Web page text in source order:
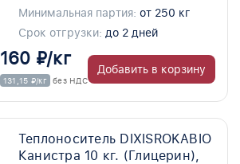
Минимальная партия: от 250 кг
Срок отгрузки: до 2 дней
160 ₽/кг
131,15 ₽/кг без НДС
Добавить в корзину
Теплоноситель DIXISROKABIO
Канистра 10 кг. (Глицерин),